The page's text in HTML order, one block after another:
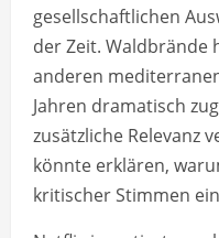
gesellschaftlichen
der Zeit. Waldbrände
anderen
Jahren dramatisch
zusätzliche Relevanz
könnte erklären,
kritischer Stimmen